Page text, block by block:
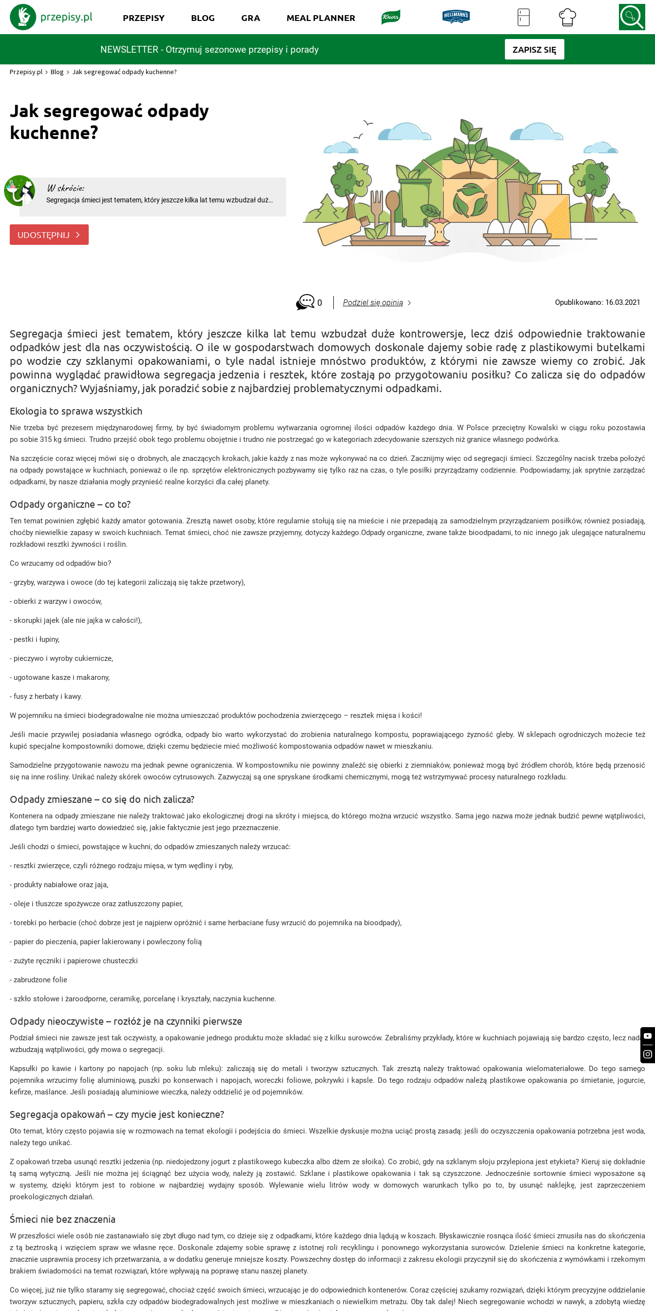
NEWSLETTER - Otrzymuj sezonowe przepisy i porady ZAPISZ SIĘ
PRZEPISY BLOG GRA MEAL PLANNER
Przepisy.pl Blog Jak segregować odpady kuchenne?
Jak segregować odpady
kuchenne?
W skrócie:
Segregacja śmieci jest tematem, który jeszcze kilka lat temu wzbudzał duże
radę z plastikowymi butelkami po wodzie
UDOSTĘPNIJ
0 Podziel się opinią Opublikowano: 16.03.2021
Segregacja śmieci jest tematem, który jeszcze kilka lat temu wzbudzał duże kontrowersje, lecz dziś odpowiednie traktowanie
odpadków jest dla nas oczywistością. O ile w gospodarstwach domowych doskonale dajemy sobie radę z plastikowymi butelkami
po wodzie czy szklanymi opakowaniami, o tyle nadal istnieje mnóstwo produktów, z którymi nie zawsze wiemy co zrobić. Jak
powinna wyglądać prawidłowa segregacja jedzenia i resztek, które zostają po przygotowaniu posiłku? Co zalicza się do odpadów
organicznych? Wyjaśniamy, jak poradzić sobie z najbardziej problematycznymi odpadkami.
Ekologia to sprawa wszystkich
Nie trzeba być prezesem międzynarodowej firmy, by być świadomym problemu wytwarzania ogromnej ilości odpadów każdego dnia. W Polsce przeciętny Kowalski w ciągu roku pozostawia
po sobie 315 kg śmieci. Trudno przejść obok tego problemu obojętnie i trudno nie postrzegać go w kategoriach zdecydowanie szerszych niż granice własnego podwórka.
Na szczęście coraz więcej mówi się o drobnych, ale znaczących krokach, jakie każdy z nas może wykonywać na co dzień. Zacznijmy więc od segregacji śmieci. Szczególny nacisk trzeba położyć
na odpady powstające w kuchniach, ponieważ o ile np. sprzętów elektronicznych pozbywamy się tylko raz na czas, o tyle posiłki przyrządzamy codziennie. Podpowiadamy, jak sprytnie zarządzać
odpadkami, by nasze działania mogły przynieść realne korzyści dla całej planety.
Odpady organiczne – co to?
Ten temat powinien zgłębić każdy amator gotowania. Zresztą nawet osoby, które regularnie stołują się na mieście i nie przepadają za samodzielnym przyrządzaniem posiłków, również posiadają,
choćby niewielkie zapasy w swoich kuchniach. Temat śmieci, choć nie zawsze przyjemny, dotyczy każdego.Odpady organiczne, zwane także bioodpadami, to nic innego jak ulegające naturalnemu
rozkładowi resztki żywności i roślin.
Co wrzucamy od odpadów bio?
- grzyby, warzywa i owoce (do tej kategorii zaliczają się także przetwory),
- obierki z warzyw i owoców,
- skorupki jajek (ale nie jajka w całości!),
- pestki i łupiny,
- pieczywo i wyroby cukiernicze,
- ugotowane kasze i makarony,
- fusy z herbaty i kawy.
W pojemniku na śmieci biodegradowalne nie można umieszczać produktów pochodzenia zwierzęcego – resztek mięsa i kości!
Jeśli macie przywilej posiadania własnego ogródka, odpady bio warto wykorzystać do zrobienia naturalnego kompostu, poprawiającego żyzność gleby. W sklepach ogrodniczych możecie też
kupić specjalne kompostowniki domowe, dzięki czemu będziecie mieć możliwość kompostowania odpadów nawet w mieszkaniu.
Samodzielne przygotowanie nawozu ma jednak pewne ograniczenia. W kompostowniku nie powinny znaleźć się obierki z ziemniaków, ponieważ mogą być źródłem chorób, które będą przenosić
się na inne rośliny. Unikać należy skórek owoców cytrusowych. Zazwyczaj są one spryskane środkami chemicznymi, mogą też wstrzymywać procesy naturalnego rozkładu.
Odpady zmieszane – co się do nich zalicza?
Kontenera na odpady zmieszane nie należy traktować jako ekologicznej drogi na skróty i miejsca, do którego można wrzucić wszystko. Sama jego nazwa może jednak budzić pewne wątpliwości,
dlatego tym bardziej warto dowiedzieć się, jakie faktycznie jest jego przeznaczenie.
Jeśli chodzi o śmieci, powstające w kuchni, do odpadów zmieszanych należy wrzucać:
- resztki zwierzęce, czyli różnego rodzaju mięsa, w tym wędliny i ryby,
- produkty nabiałowe oraz jaja,
- oleje i tłuszcze spożywcze oraz zatłuszczony papier,
- torebki po herbacie (choć dobrze jest je najpierw opróżnić i same herbaciane fusy wrzucić do pojemnika na bioodpady),
- papier do pieczenia, papier lakierowany i powleczony folią
- zużyte ręczniki i papierowe chusteczki
- zabrudzone folie
- szkło stołowe i żaroodporne, ceramikę, porcelanę i kryształy, naczynia kuchenne.
Odpady nieoczywiste – rozłóż je na czynniki pierwsze
Podział śmieci nie zawsze jest tak oczywisty, a opakowanie jednego produktu może składać się z kilku surowców. Zebraliśmy przykłady, które w kuchniach pojawiają się bardzo często, lecz nadal
wzbudzają wątpliwości, gdy mowa o segregacji.
Kapsułki po kawie i kartony po napojach (np. soku lub mleku): zaliczają się do metali i tworzyw sztucznych. Tak zresztą należy traktować opakowania wielomateriałowe. Do tego samego
pojemnika wrzucimy folię aluminiową, puszki po konserwach i napojach, woreczki foliowe, pokrywki i kapsle. Do tego rodzaju odpadów należą plastikowe opakowania po śmietanie, jogurcie,
kefirze, maślance. Jeśli posiadają aluminiowe wieczka, należy oddzielić je od pojemników.
Segregacja opakowań – czy mycie jest konieczne?
Oto temat, który często pojawia się w rozmowach na temat ekologii i podejścia do śmieci. Wszelkie dyskusje można uciąć prostą zasadą: jeśli do oczyszczenia opakowania potrzebna jest woda,
należy tego unikać.
Z opakowań trzeba usunąć resztki jedzenia (np. niedojedzony jogurt z plastikowego kubeczka albo dżem ze słoika). Co zrobić, gdy na szklanym słoju przylepiona jest etykieta? Kieruj się dokładnie
tą samą wytyczną. Jeśli nie można jej ściągnąć bez użycia wody, należy ją zostawić. Szklane i plastikowe opakowania i tak są czyszczone. Jednocześnie sortownie śmieci wyposażone są
w systemy, dzięki którym jest to robione w najbardziej wydajny sposób. Wylewanie wielu litrów wody w domowych warunkach tylko po to, by usunąć naklejkę, jest zaprzeczeniem
proekologicznych działań.
Śmieci nie bez znaczenia
W przeszłości wiele osób nie zastanawiało się zbyt długo nad tym, co dzieje się z odpadkami, które każdego dnia lądują w koszach. Błyskawicznie rosnąca ilość śmieci zmusiła nas do skończenia
z tą beztroską i wzięciem spraw we własne ręce. Doskonale zdajemy sobie sprawę z istotnej roli recyklingu i ponownego wykorzystania surowców. Dzielenie śmieci na konkretne kategorie,
znacznie usprawnia procesy ich przetwarzania, a w dodatku generuje mniejsze koszty. Powszechny dostęp do informacji z zakresu ekologii przyczynił się do skończenia z wymówkami i rzekomym
brakiem świadomości na temat rozwiązań, które wpływają na poprawę stanu naszej planety.
Co więcej, już nie tylko staramy się segregować, chociaż część swoich śmieci, wrzucając je do odpowiednich kontenerów. Coraz częściej szukamy rozwiązań, dzięki którym precyzyjne oddzielanie
tworzyw sztucznych, papieru, szkła czy odpadów biodegradowalnych jest możliwe w mieszkaniach o niewielkim metrażu. Oby tak dalej! Niech segregowanie wchodzi w nawyk, a zdobytą wiedzę